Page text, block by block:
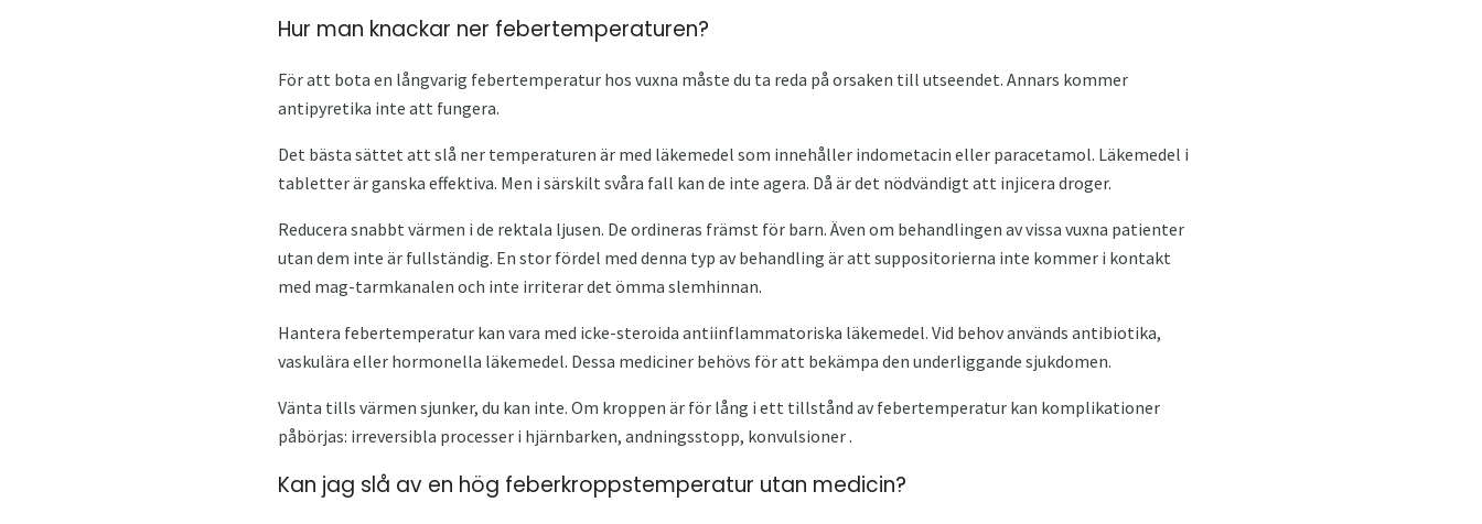
Hur man knackar ner febertemperaturen?
För att bota en långvarig febertemperatur hos vuxna måste du ta reda på orsaken till utseendet. Annars kommer
antipyretika inte att fungera.
Det bästa sättet att slå ner temperaturen är med läkemedel som innehåller indometacin eller paracetamol. Läkemedel i
tabletter är ganska effektiva. Men i särskilt svåra fall kan de inte agera. Då är det nödvändigt att injicera droger.
Reducera snabbt värmen i de rektala ljusen. De ordineras främst för barn. Även om behandlingen av vissa vuxna patienter
utan dem inte är fullständig. En stor fördel med denna typ av behandling är att suppositorierna inte kommer i kontakt
med mag-tarmkanalen och inte irriterar det ömma slemhinnan.
Hantera febertemperatur kan vara med icke-steroida antiinflammatoriska läkemedel. Vid behov används antibiotika,
vaskulära eller hormonella läkemedel. Dessa mediciner behövs för att bekämpa den underliggande sjukdomen.
Vänta tills värmen sjunker, du kan inte. Om kroppen är för lång i ett tillstånd av febertemperatur kan komplikationer
påbörjas: irreversibla processer i hjärnbarken, andningsstopp, konvulsioner .
Kan jag slå av en hög feberkroppstemperatur utan medicin?